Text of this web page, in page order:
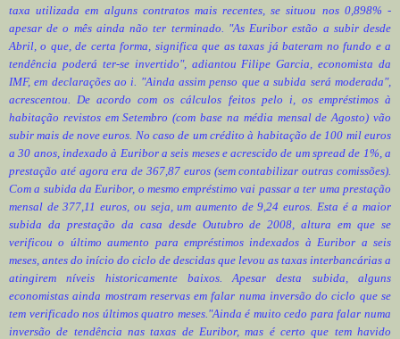
taxa utilizada em alguns contratos mais recentes, se situou nos 0,898% -
apesar de o mês ainda não ter terminado. "As Euribor estão a subir desde
Abril, o que, de certa forma, significa que as taxas já bateram no fundo e a
tendência poderá ter-se invertido", adiantou Filipe Garcia, economista da
IMF, em declarações ao i. "Ainda assim penso que a subida será moderada",
acrescentou. De acordo com os cálculos feitos pelo i, os empréstimos à
habitação revistos em Setembro (com base na média mensal de Agosto) vão
subir mais de nove euros. No caso de um crédito à habitação de 100 mil euros
a 30 anos, indexado à Euribor a seis meses e acrescido de um spread de 1%, a
prestação até agora era de 367,87 euros (sem contabilizar outras comissões).
Com a subida da Euribor, o mesmo empréstimo vai passar a ter uma prestação
mensal de 377,11 euros, ou seja, um aumento de 9,24 euros. Esta é a maior
subida da prestação da casa desde Outubro de 2008, altura em que se
verificou o último aumento para empréstimos indexados à Euribor a seis
meses, antes do início do ciclo de descidas que levou as taxas interbancárias a
atingirem níveis historicamente baixos. Apesar desta subida, alguns
economistas ainda mostram reservas em falar numa inversão do ciclo que se
tem verificado nos últimos quatro meses."Ainda é muito cedo para falar numa
inversão de tendência nas taxas de Euribor, mas é certo que tem havido